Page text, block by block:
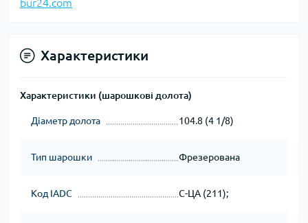
bur24.com
Характеристики
Характеристики (шарошкові долота)
Діаметр долота 104.8 (4 1/8)
Тип шарошки Фрезерована
Код IADC С-ЦА (211);